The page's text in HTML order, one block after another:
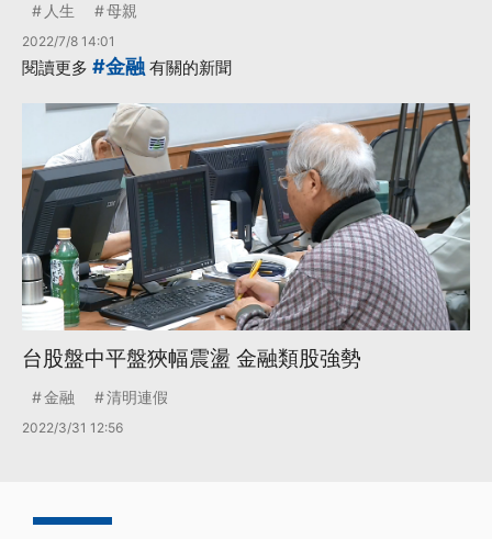
人生 母親
2022/7/8 14:01
閱讀更多 #金融 有關的新聞
台股盤中平盤狹幅震盪 金融類股強勢
金融 清明連假
2022/3/31 12:56